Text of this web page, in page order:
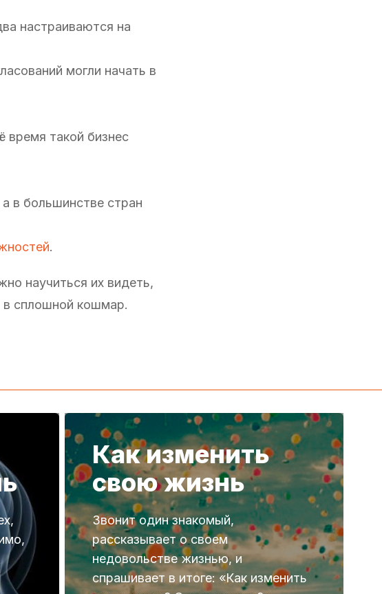
настраиваются на
могли начать в
время такой бизнес
в большинстве стран
.
научиться их видеть,
в сплошной кошмар.
Как изменить
свою жизнь
Звонит один знакомый,
рассказывает о своем
недовольстве жизнью, и
спрашивает в итоге: «Как изменить